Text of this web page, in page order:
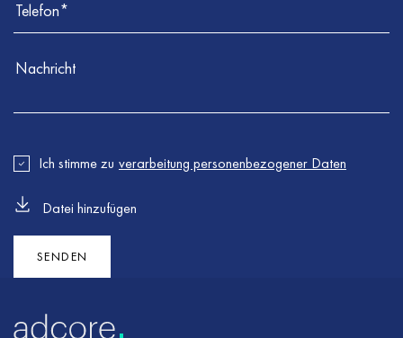
Ich stimme zu verarbeitung personenbezogener Daten
Datei hinzufügen
SENDEN